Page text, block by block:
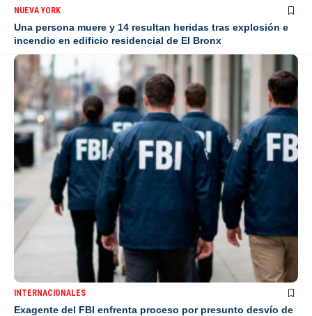
NUEVA YORK
Una persona muere y 14 resultan heridas tras explosión e
incendio en edificio residencial de El Bronx
INTERNACIONALES
Exagente del FBI enfrenta proceso por presunto desvío de